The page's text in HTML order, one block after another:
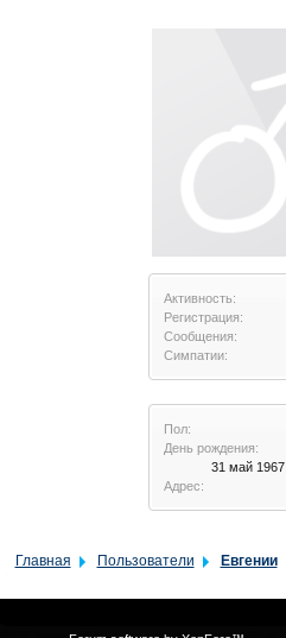
Активность:
Регистрация:
Сообщения:
Симпатии:
Пол:
День рождения:
31 май 1967
Адрес:
Главная Пользователи Евгении